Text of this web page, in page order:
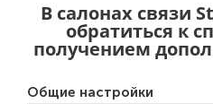
В салонах связи
обратиться к
получением
Общие настройки